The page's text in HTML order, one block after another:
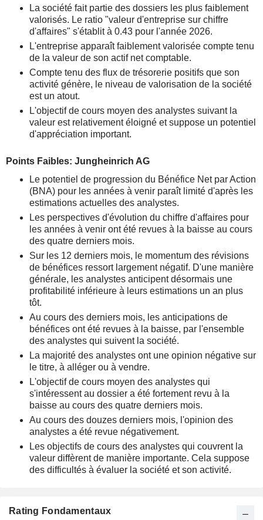
La société fait partie des dossiers les plus faiblement
valorisés. Le ratio "valeur d'entreprise sur chiffre
d'affaires" s'établit à 0.43 pour l'année 2026.
L'entreprise apparaît faiblement valorisée compte tenu
de la valeur de son actif net comptable.
Compte tenu des flux de trésorerie positifs que son
activité génère, le niveau de valorisation de la société
est un atout.
L'objectif de cours moyen des analystes suivant la
valeur est relativement éloigné et suppose un potentiel
d'appréciation important.
Points Faibles: Jungheinrich AG
Le potentiel de progression du Bénéfice Net par Action
(BNA) pour les années à venir paraît limité d'après les
estimations actuelles des analystes.
Les perspectives d'évolution du chiffre d'affaires pour
les années à venir ont été revues à la baisse au cours
des quatre derniers mois.
Sur les 12 derniers mois, le momentum des révisions
de bénéfices ressort largement négatif. D'une manière
générale, les analystes anticipent désormais une
profitabilité inférieure à leurs estimations un an plus
tôt.
Au cours des derniers mois, les anticipations de
bénéfices ont été revues à la baisse, par l'ensemble
des analystes qui suivent la société.
La majorité des analystes ont une opinion négative sur
le titre, à alléger ou à vendre.
L'objectif de cours moyen des analystes qui
s'intéressent au dossier a été fortement revu à la
baisse au cours des quatre derniers mois.
Au cours des douzes derniers mois, l'opinion des
analystes a été revue négativement.
Les objectifs de cours des analystes qui couvrent la
valeur diffèrent de manière importante. Cela suppose
des difficultés à évaluer la société et son activité.
Rating Fondamentaux